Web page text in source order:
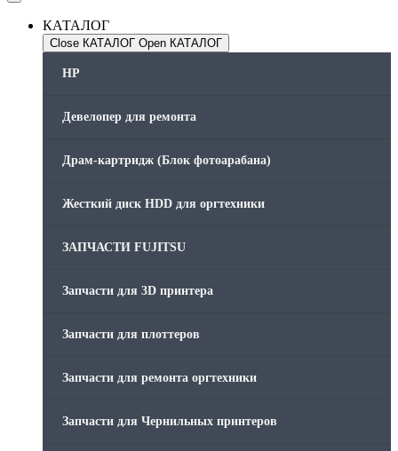
КАТАЛОГ
Close КАТАЛОГ Open КАТАЛОГ
HP
Девелопер для ремонта
Драм-картридж (Блок фотоарабана)
Жесткий диск HDD для оргтехники
ЗАПЧАСТИ FUJITSU
Запчасти для 3D принтера
Запчасти для плоттеров
Запчасти для ремонта оргтехники
Запчасти для Чернильных принтеров